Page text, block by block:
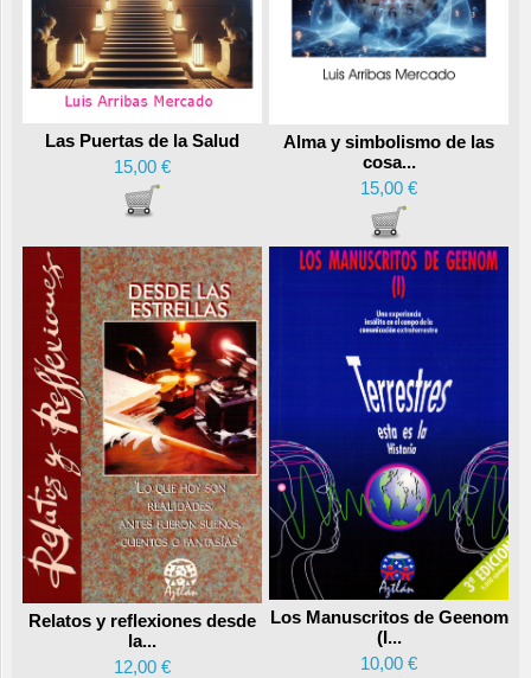
Las Puertas de la Salud
15,00 €
Alma y simbolismo de las
cosa...
15,00 €
Relatos y reflexiones desde
la...
12,00 €
Los Manuscritos de Geenom
(I...
10,00 €